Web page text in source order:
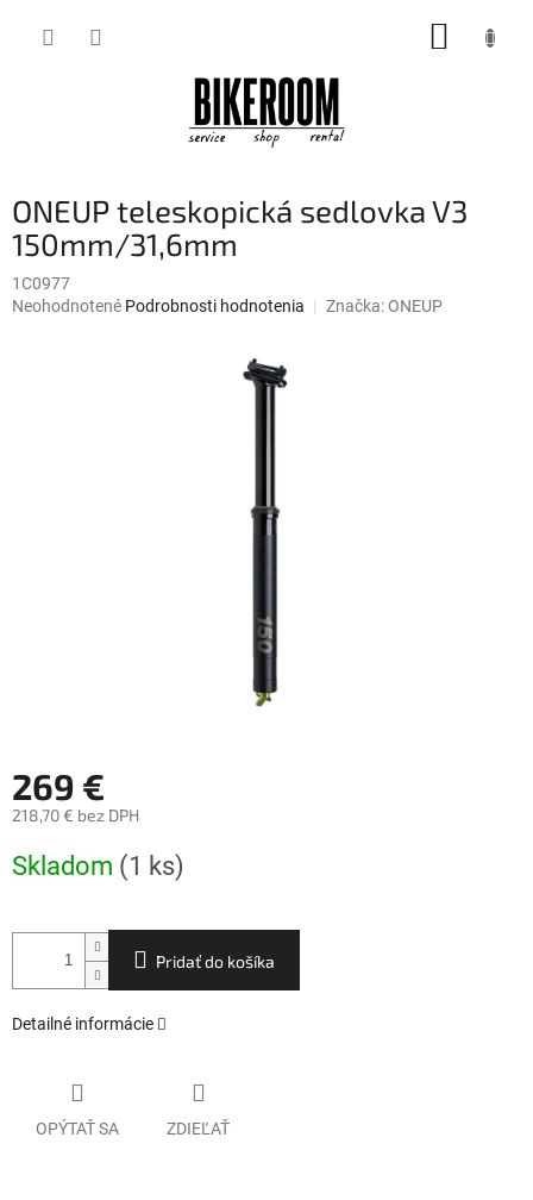
ONEUP teleskopická sedlovka V3
150mm/31,6mm
1C0977
Priemerné
Neohodnotené Podrobnosti hodnotenia Značka: ONEUP
269 €
218,70 € bez DPH
cena:
Skladom (1 ks)
Pridať do košíka
Detailné informácie
OPÝTAŤ SA ZDIEĽAŤ